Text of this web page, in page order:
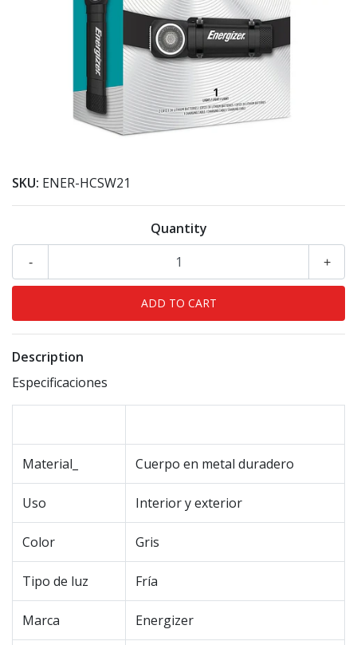
SKU: ENER-HCSW21
Quantity
+
-
Description
Especificaciones
Material_ Cuerpo en metal duradero
Uso Interior y exterior
Color Gris
Tipo de luz Fría
Marca Energizer